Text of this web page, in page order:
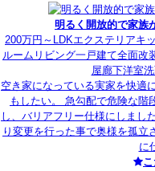
明るく開放的で家族
200万円～ LDKエクステリアキ
ルーム リビング一戸建て全面改
屋廊下洋室
空き家になっている実家を快適
もしたい。 急勾配で危険な階
し、バリアフリー仕様にしまし
り変更を行った事で奥様を孤立
に